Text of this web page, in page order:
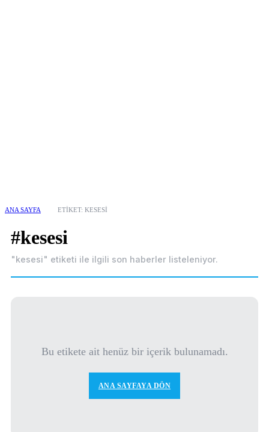
ANA SAYFA ETIKET: KESESI
#kesesi
"kesesi" etiketi ile ilgili son haberler listeleniyor.
Bu etikete ait henüz bir içerik bulunamadı.
ANA SAYFAYA DÖN